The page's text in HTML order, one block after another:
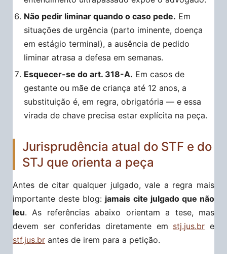
Não pedir liminar quando o caso pede. Em
situações de urgência (parto iminente, doença
em estágio terminal), a ausência de pedido
liminar atrasa a defesa em semanas.
Esquecer-se do art. 318-A. Em casos de
gestante ou mãe de criança até 12 anos, a
substituição é, em regra, obrigatória — e essa
virada de chave precisa estar explícita na peça.
Jurisprudência atual do STF e do
STJ que orienta a peça
Antes de citar qualquer julgado, vale a regra mais
importante deste blog: jamais cite julgado que não
leu. As referências abaixo orientam a tese, mas
devem ser conferidas diretamente em stj.jus.br e
stf.jus.br antes de irem para a petição.